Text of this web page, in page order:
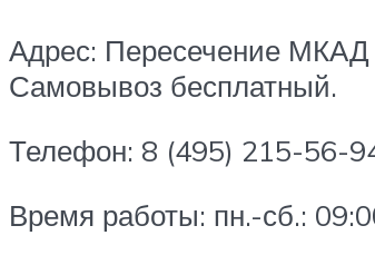
Адрес: Пересечение МКАД
Самовывоз бесплатный.
Телефон: 8 (495) 215-56-
Время работы: пн.-сб.: